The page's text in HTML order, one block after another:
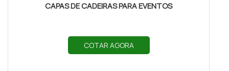
CAPAS DE CADEIRAS PARA EVENTOS
COTAR AGORA